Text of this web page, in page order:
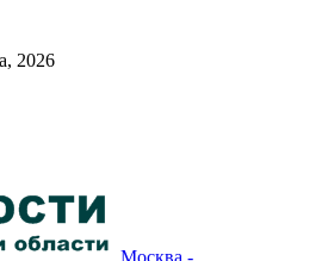
2026
Москва -